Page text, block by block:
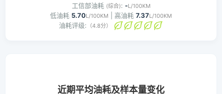
工信部油耗 (综合): -L/100KM
低油耗 5.70L/100KM | 高油耗 7.37L/100KM
油耗评级: （4.8分）